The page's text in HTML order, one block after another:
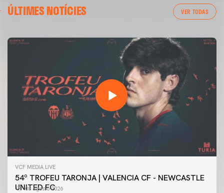
ÚLTIMES NOTÍCIES VER TODAS
VCF MEDIA LIVE
54º TROFEU TARONJA | VALENCIA CF - NEWCASTLE
UNITED FC
08 agosto 2026